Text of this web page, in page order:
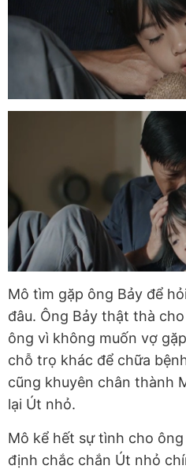
Mô tìm gặp ông Bảy để
đâu. Ông Bảy thật thà
ông vì không muốn vợ
chỗ trọ khác để chữa
cũng khuyên chân thành
lại Út nhỏ.
Mô kể hết sự tình cho
định chắc chắn Út nhỏ